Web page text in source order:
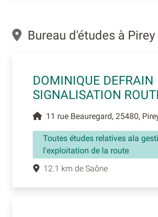
Bureau d'études à Pirey
DOMINIQUE DEFRAIN
SIGNALISATION
11 rue Beauregard, 25480,
Toutes études relatives ala
l'exploitation de la route
12.1 km de Saône